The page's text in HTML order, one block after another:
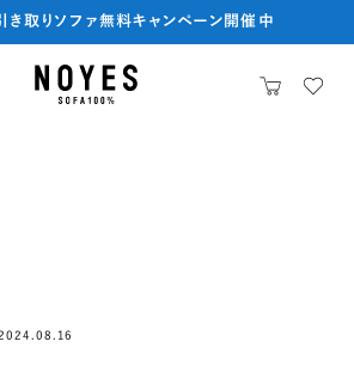
取りソファ無料キャンペーン開催中